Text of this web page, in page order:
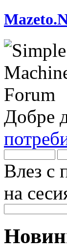
Добре
Влез с
на